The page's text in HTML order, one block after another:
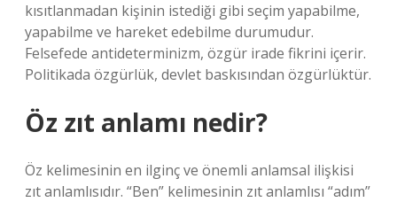
kısıtlanmadan kişinin istediği gibi seçim yapabilme,
yapabilme ve hareket edebilme durumudur.
Felsefede antideterminizm, özgür irade fikrini içerir.
Politikada özgürlük, devlet baskısından özgürlüktür.
Öz zıt anlamı nedir?
Öz kelimesinin en ilginç ve önemli anlamsal ilişkisi
zıt anlamlısıdır. “Ben” kelimesinin zıt anlamlısı “adım”